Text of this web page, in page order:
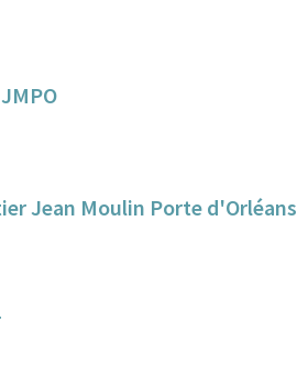
Jean Moulin Porte d'Orléans